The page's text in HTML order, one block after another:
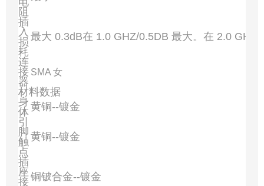
阻
插
入
损
耗
最大 0.3dB在 1.0 GHZ/0.5DB 最大。在 2.0 GHZ
连
接
器
SMA 女
材料数据
身
体 黄铜--镀金
引
脚
触
点
黄铜--镀金
插
座
接 铜铍合金--镀金